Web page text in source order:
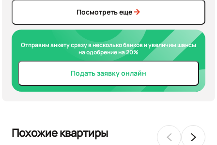
Посмотреть еще
Отправим анкету сразу в несколько банков и увеличим шансы
на одобрение на 20%
Подать заявку онлайн
Похожие квартиры